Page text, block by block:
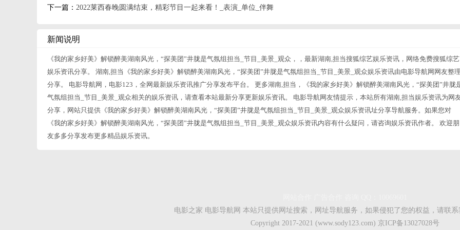
下一篇： 2022莱西春晚圆满结束，精彩节目一起来看！_表演_单位_伴舞
新闻说明
《我的家乡好美》解锁醉美湖南风光，“探美团”井胧是气氛组担当_节目_美景_观众，，最新湖南,担当搜狐综艺娱乐资讯，网络免费搜狐综艺
娱乐资讯分享。 湖南,担当《我的家乡好美》解锁醉美湖南风光，“探美团”井胧是气氛组担当_节目_美景_观众娱乐资讯由电影导航网网友整理
分享。 电影导航网，电影123，全网最新娱乐资讯推广分享发布平台。 更多湖南,担当，《我的家乡好美》解锁醉美湖南风光，“探美团”井胧
气氛组担当_节目_美景_观众相关的娱乐资讯，请查看本站最新分享更新娱乐资讯。 电影导航网友情提示，本站所有湖南,担当娱乐资讯为网
分享，网站只提供《我的家乡好美》解锁醉美湖南风光，“探美团”井胧是气氛组担当_节目_美景_观众娱乐资讯址分享导航服务。如果您对
《我的家乡好美》解锁醉美湖南风光，“探美团”井胧是气氛组担当_节目_美景_观众娱乐资讯内容有什么疑问，请咨询娱乐资讯作者。 欢迎朋
友多多分享发布更多精品娱乐资讯。
电影之家 电影导航网 本站只提供网址搜索，网址导航服务，如果侵犯了您的权益，请联系
Copyright 2017-2021 (www.sody123.com) 京ICP备13027028号